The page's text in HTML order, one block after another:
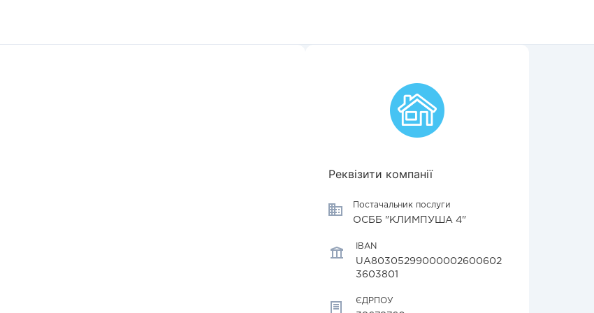
Реквізити компанії
Постачальник послуги
ОСББ "КЛИМПУША 4"
IBAN
UA80305299000002600602
3603801
ЄДРПОУ